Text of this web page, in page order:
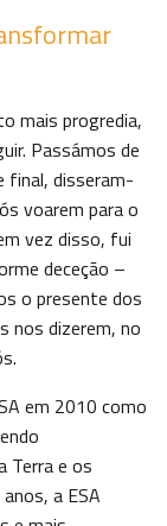
mais progredia,
Passámos de
final, disseram-
voarem para o
vez disso, fui
deceção –
o presente dos
nos dizerem, no
em 2010 como
Terra e os
a ESA